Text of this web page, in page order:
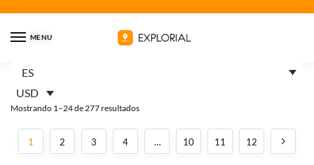
MENU
ES
USD
Inicio
Mostrando 1–24 de 277 resultados
1 2 3 4 … 10 11 12